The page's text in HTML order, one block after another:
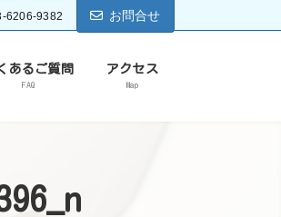
6206-9382 お問合せ
あるご質問
FAQ
アクセス
Map